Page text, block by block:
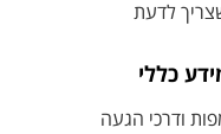
לדעת
כללי
ודרכי הגעה